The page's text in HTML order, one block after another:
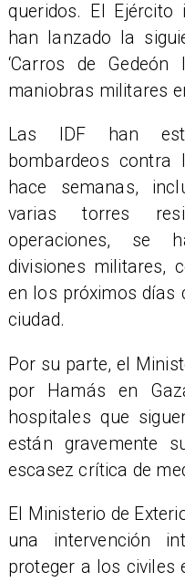
queridos. El
han lanzado la
‘Carros de
maniobras militares
Las IDF han
bombardeos contra
hace semanas,
varias torres
operaciones, se
divisiones militares,
en los próximos días
ciudad.
Por su parte, el
por Hamás en
hospitales que
están gravemente
escasez crítica de
El Ministerio de
una intervención
proteger a los civiles